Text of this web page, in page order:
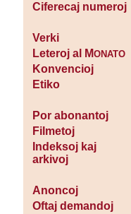
Ciferecaj numeroj
Verki
Leteroj al MONATO
Konvencioj
Etiko
Por abonantoj
Filmetoj
Indeksoj kaj
arkivoj
Anoncoj
Oftaj demandoj